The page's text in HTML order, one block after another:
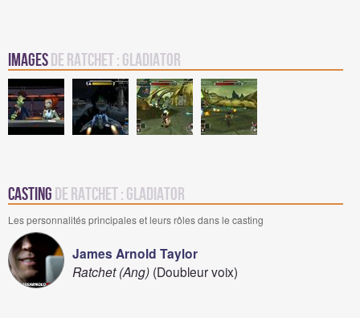
Imagesde Ratchet : Gladiator
Casting de Ratchet : Gladiator
Les personnalités principales et leurs rôles dans le casting
James Arnold Taylor
Ratchet (Ang) (Doubleur voix)